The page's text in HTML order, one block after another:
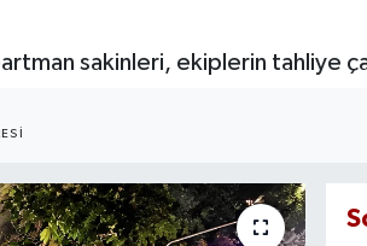
sakinleri, ekiplerin tahliye